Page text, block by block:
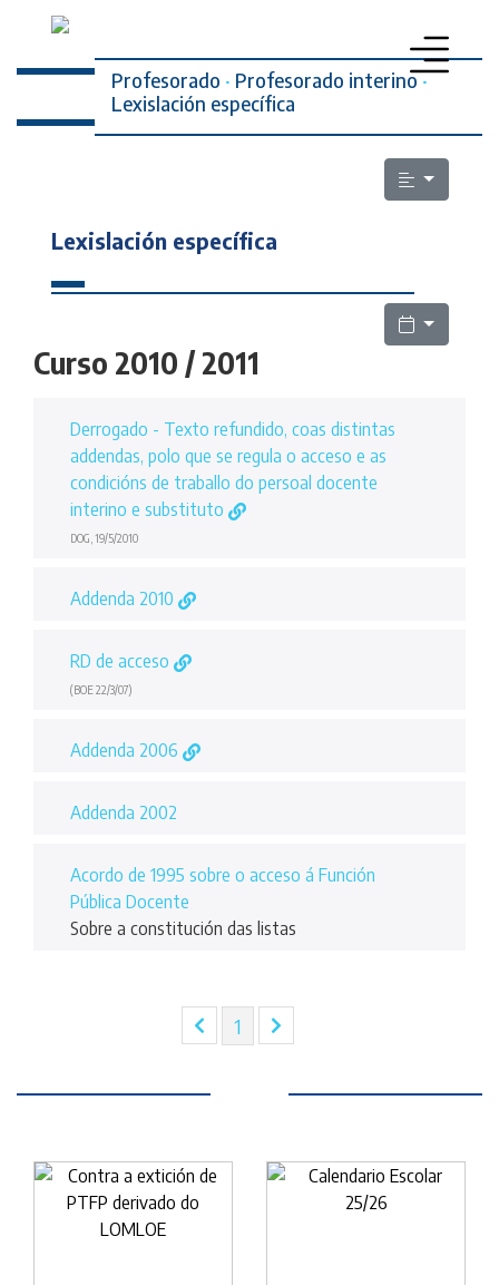
PROFESORADO
ELECCIÓNS SINDICAIS
ESCOLA PÚBLICA
CONTACTO
Profesorado · Profesorado interino·
Lexislación específica
Lexislación específica
Curso 2010 / 2011
Derrogado - Texto refundido, coas distintas
addendas, polo que se regula o acceso e as
condicións de traballo do persoal docente
interino e substituto
DOG, 19/5/2010
Addenda 2010
RD de acceso
(BOE 22/3/07)
Addenda 2006
Addenda 2002
Acordo de 1995 sobre o acceso á Función
Pública Docente
Sobre a constitución das listas
1 (current)